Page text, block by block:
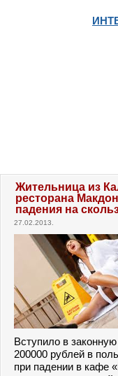
Жительница из
ресторана
падения на
27.02.2013.
Вступило в
200000 рублей в
при падении в кафе